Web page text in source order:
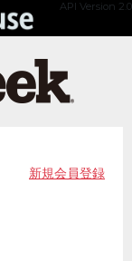
API Version 2.0
新規会員登録